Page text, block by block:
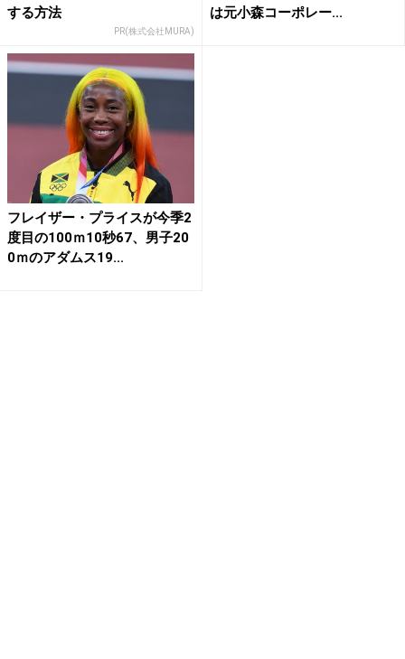
する方法
PR(株式会社MURA)
は元小森コーポレー...
フレイザー・プライスが今季2
度目の100ｍ10秒67、男子20
0ｍのアダムス19...